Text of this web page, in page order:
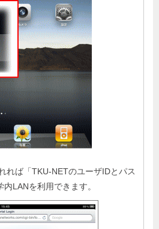
れば「TKU-NETのユーザIDとパス
LANを利用できます。